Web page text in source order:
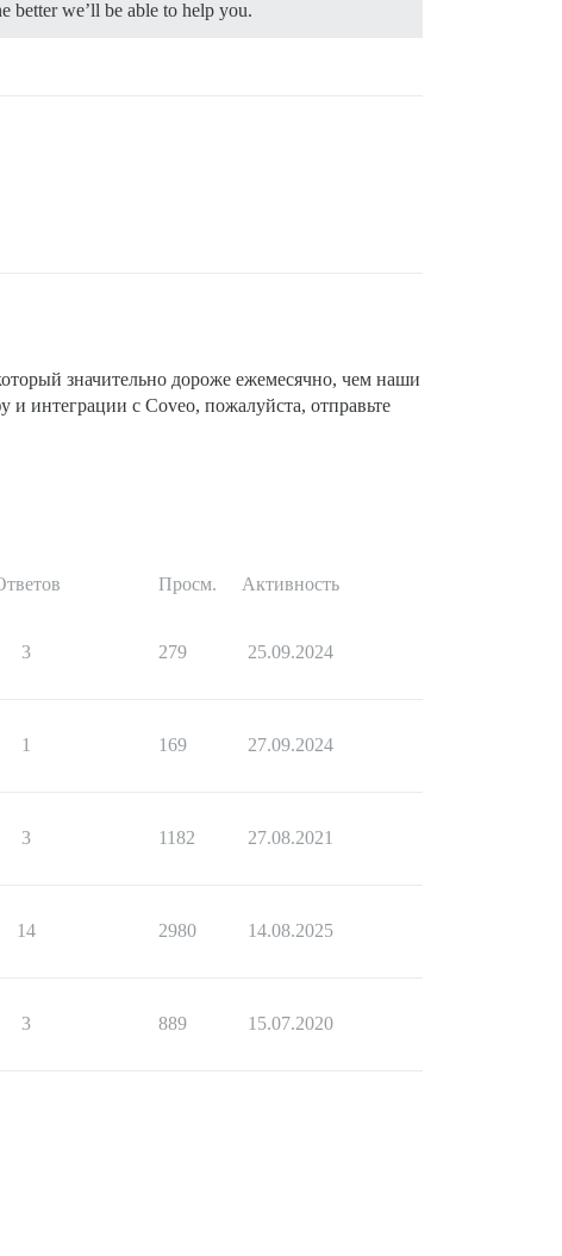
better we’ll be able to help you.
значительно дороже ежемесячно, чем наши
интеграции с Coveo, пожалуйста, отправьте
Просм. Активность
3 279 25.09.2024
1 169 27.09.2024
3 1182 27.08.2021
14 2980 14.08.2025
3 889 15.07.2020